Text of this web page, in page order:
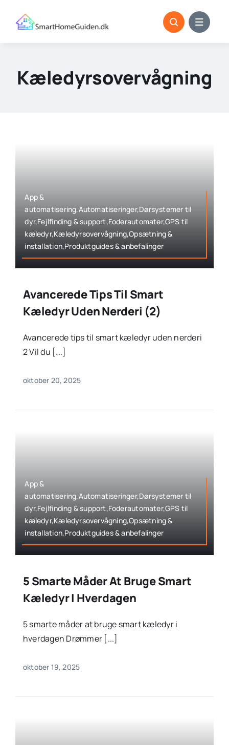
Kæledyrsovervågning
App &
automatisering,Automatiseringer,Dørsystemer til
dyr,Fejlfinding & support,Foderautomater,GPS til
kæledyr,Kæledyrsovervågning,Opsætning &
installation,Produktguides & anbefalinger
Avancerede Tips Til Smart
Kæledyr Uden Nerderi (2)
Avancerede tips til smart kæledyr uden nerderi
2 Vil du [...]
oktober 20, 2025
App &
automatisering,Automatiseringer,Dørsystemer til
dyr,Fejlfinding & support,Foderautomater,GPS til
kæledyr,Kæledyrsovervågning,Opsætning &
installation,Produktguides & anbefalinger
5 Smarte Måder At Bruge Smart
Kæledyr I Hverdagen
5 smarte måder at bruge smart kæledyr i
hverdagen Drømmer [...]
oktober 19, 2025